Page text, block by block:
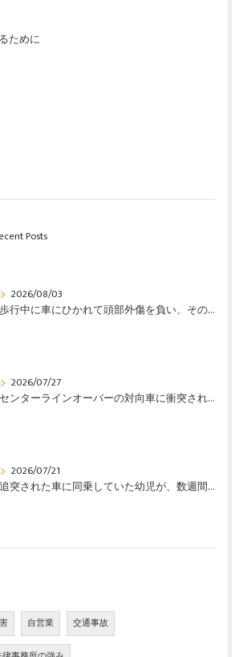
ために
Posts
2026/08/03
歩行中に車にひかれて頭部外傷を負い、その４か月後に亡くなり、死亡部分も含めて裁判所の基準で損害賠償金を獲得した事案｜たおく法律事務所
2026/07/27
センターラインオーバーの対向車に衝突され、むち打ちを発症し、裁判所の基準で慰謝料などの損害賠償金を獲得した事案｜たおく法律事務所
2026/07/21
追突された車に同乗していた幼児が、数週間の経過観察の後、裁判所の基準で人損の賠償金を獲得した事案｜たおく法律事務所
自営業 交通事故